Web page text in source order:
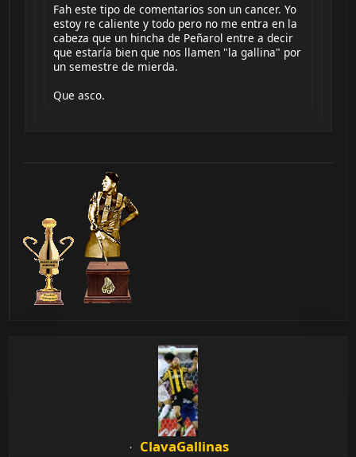
Fah este tipo de comentarios son un cancer. Yo
estoy re caliente y todo pero no me entra en la
cabeza que un hincha de Peñarol entre a decir
que estaría bien que nos llamen "la gallina" por
un semestre de mierda.
Que asco.
ClavaGallinas